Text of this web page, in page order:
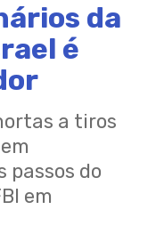
da
é
a tiros
passos do
em